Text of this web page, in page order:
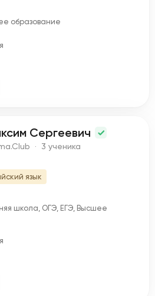
образование
Сергеевич
· 3 ученика
язык
школа, ОГЭ, ЕГЭ, Высшее